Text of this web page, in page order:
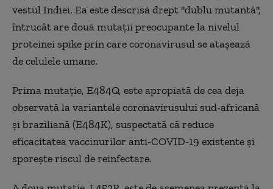
vestul Indiei. Ea este descrisă drept ''dublu mutantă'',
întrucât are două mutaţii preocupante la nivelul
proteinei spike prin care coronavirusul se ataşează
de celulele umane.
Prima mutaţie, E484Q, este apropiată de cea deja
observată la variantele coronavirusului sud-africană
şi braziliană (E484K), suspectată că reduce
eficacitatea vaccinurilor anti-COVID-19 existente şi
sporeşte riscul de reinfectare.